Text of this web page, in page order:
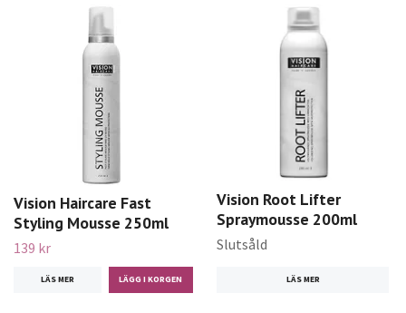
Vision Haircare Fast
Styling Mousse 250ml
139 kr
LÄS MER
Vision Root Lifter
Spraymousse 200ml
Slutsåld
LÄS MER